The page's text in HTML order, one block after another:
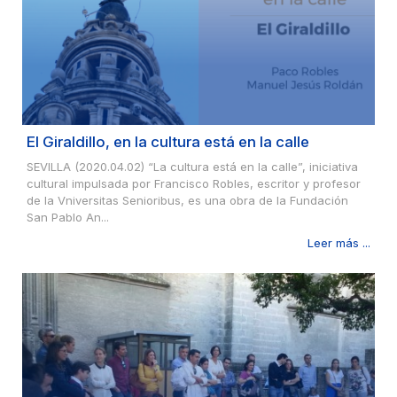
El Giraldillo, en la cultura está en la calle
SEVILLA (2020.04.02) “La cultura está en la calle”, iniciativa
cultural impulsada por Francisco Robles, escritor y profesor
de la Vniversitas Senioribus, es una obra de la Fundación
San Pablo An...
Leer más ...